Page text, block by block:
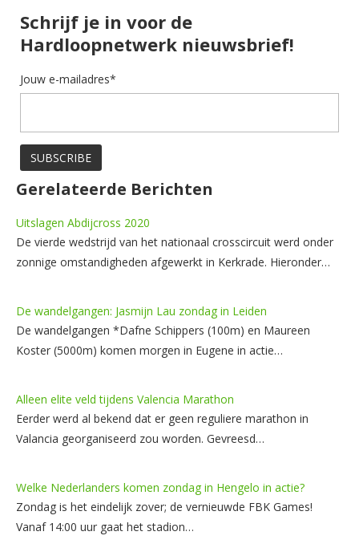
Schrijf je in voor de
Hardloopnetwerk nieuwsbrief!
Jouw e-mailadres*
Gerelateerde Berichten
Uitslagen Abdijcross 2020
De vierde wedstrijd van het nationaal crosscircuit werd onder
zonnige omstandigheden afgewerkt in Kerkrade. Hieronder…
De wandelgangen: Jasmijn Lau zondag in Leiden
De wandelgangen *Dafne Schippers (100m) en Maureen
Koster (5000m) komen morgen in Eugene in actie…
Alleen elite veld tijdens Valencia Marathon
Eerder werd al bekend dat er geen reguliere marathon in
Valancia georganiseerd zou worden. Gevreesd…
Welke Nederlanders komen zondag in Hengelo in actie?
Zondag is het eindelijk zover; de vernieuwde FBK Games!
Vanaf 14:00 uur gaat het stadion…